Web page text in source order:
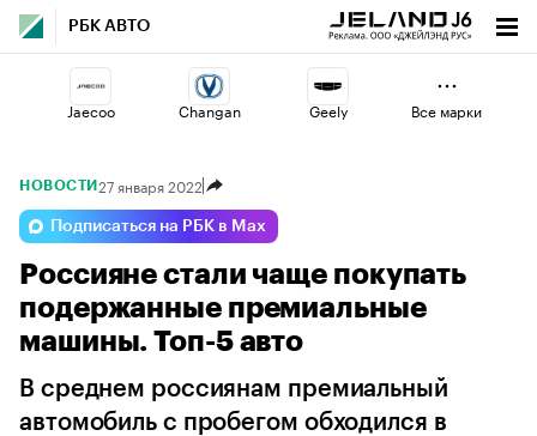
РБК АВТО
Jaecoo Changan Geely
Lada Esteo
Haval Omoda Volga
Все марки
НОВОСТИ 27 января 2022
Подписаться на РБК в Max
Россияне стали чаще покупать
подержанные премиальные
машины. Топ-5 авто
В среднем россиянам премиальный
автомобиль с пробегом обходился в